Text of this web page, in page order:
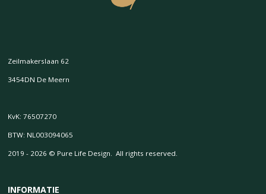
Zeilmakerslaan 62
3454DN De Meern
KvK: 76507270
BTW: NL003094065
2019 - 2026 © Pure Life Design. All rights reserved.
INFORMATIE